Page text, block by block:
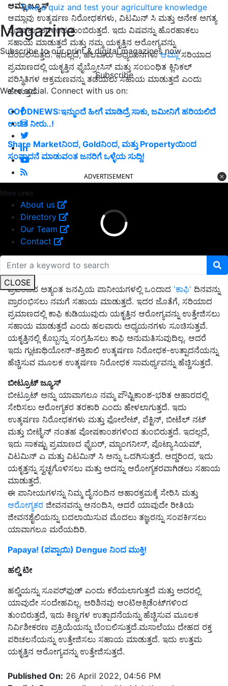
Take a quiz and test your agriculture knowledge
Magazine
Subscribe to our print & digital magazines now
Subscribe
We're social. Connect with us on:
More Links
About us
Directory
Our Team
Contact
CLOSE
ಆಮ್ಲಾ ಜ್ಯೂಸ್
ಆಮ್ಲಾವು ಉತ್ಕರ್ಷಣ ನಿರೋಧಕಗಳು, ವಿಟಮಿನ್ ಸಿ ಮತ್ತು ಅನೇಕ ಅಗತ್ಯ
ಪೋಷಕಾಂಶಗಳಿಂದ ತುಂಬಿರುತ್ತದೆ. ಇದು ವಿಷವನ್ನು ಹೊರಹಾಕಲು
ಸಹಾಯ ಮಾಡುತ್ತದೆ ಮತ್ತು ನಮ್ಮ ಯಕೃತ್ತಿನ ಆರೋಗ್ಯವನ್ನು
ಬೆಂಬಲಿಸುತ್ತದೆ. ಇದಲ್ಲದೆ, ಹಲವಾರು ಅಧ್ಯಯನಗಳುಆಮ್ಲಾಸರಿಯಾದ
ಪ್ರಮಾಣದಲ್ಲಿ ಯಕೃತ್ತಿನ ಫೈಬ್ರೋಸಿಸ್ ಮತ್ತು ಸಂಬಂಧಿತ ಕ್ಲಿನಿಕಲ್
ಪರಿಸ್ಥಿತಿಗಳ ಆಕ್ರಮಣವನ್ನು ತಡೆಯಲು ಸಹಾಯ ಮಾಡುತ್ತದೆ ಎಂದು
ಹೇಳುತ್ತದೆ.
GOODNEWS:ಇನ್ಮುಂದೆ ಹೀಗೆ ಮಾಡಿದ್ರೆ ಸಾಕು, ಜಮೀನಿಗೆ ಹರಿಯಲಿದೆ
ಉಚಿತ ನೀರು..!
Share Marketನಿಂದ, Goldನಿಂದ, ಮತ್ತು Propertyಯಿಂದ
ಸಂಪಾದನೆ ಮಾಡುವಂತ ಜನರಿಗೆ ಒಳ್ಳೆಯ ಸುದ್ದಿ!
ADVERTISEMENT
ಕಾಫಿ
ಪ್ರಪಂಚದ ಅತ್ಯಂತ ಜನಪ್ರಿಯ ಪಾನೀಯಗಳಲ್ಲಿ ಒಂದಾದ 'ಕಾಫಿ' ದಿನವನ್ನು
ಪ್ರಾರಂಭಿಸಲು ನಮಗೆ ಸಹಾಯ ಮಾಡುತ್ತದೆ. ಇದರ ಜೊತೆಗೆ, ಸರಿಯಾದ
ಪ್ರಮಾಣದಲ್ಲಿ ಕಾಫಿ ಕುಡಿಯುವುದು ಯಕೃತ್ತಿನ ಆರೋಗ್ಯವನ್ನು ಉತ್ತೇಜಿಸಲು
ಸಹಾಯ ಮಾಡುತ್ತದೆ ಎಂದು ಹಲವಾರು ಅಧ್ಯಯನಗಳು ಸೂಚಿಸುತ್ತವೆ.
ಯಕೃತ್ತಿನಲ್ಲಿ ಕೊಬ್ಬನ್ನು ಸಂಗ್ರಹಿಸಲು ಕಾಫಿ ಅನುಮತಿಸುವುದಿಲ್ಲ. ಆದರೆ
ಇದು ಗ್ಲುಟಾಥಿಯೋನ್-ಶಕ್ತಿಶಾಲಿ ಉತ್ಕರ್ಷಣ ನಿರೋಧಕ-ಉತ್ಪಾದನೆಯನ್ನು
ಹೆಚ್ಚಿಸುವ ಮೂಲಕ ಉತ್ಕರ್ಷಣ ನಿರೋಧಕ ಸಾಮರ್ಥ್ಯವನ್ನು ಹೆಚ್ಚಿಸುತ್ತದೆ.
ಬೀಟ್ರೂಟ್ ಜ್ಯೂಸ್
ಬೀಟ್ರೂಟ್ ಅನ್ನು ಯಾವಾಗಲೂ ನಮ್ಮ ಪೌಷ್ಟಿಕಾಂಶ-ಭರಿತ ಆಹಾರದಲ್ಲಿ
ಸೇರಿಸಲು ಆರೋಗ್ಯಕರ ತರಕಾರಿ ಎಂದು ಹೇಳಲಾಗುತ್ತದೆ. ಇದು
ಉತ್ಕರ್ಷಣ ನಿರೋಧಕಗಳು ಮತ್ತು ಫೋಲೇಟ್, ಪೆಕ್ಟಿನ್, ಬೀಟೆಲ್ ನಟ್
ಮತ್ತು ಬೀಟೈನ್ ನಂತಹ ಪೋಷಕಾಂಶಗಳಿಂದ ತುಂಬಿರುತ್ತದೆ. ಇದಲ್ಲದೆ,
ಇದು ಸಾಕಷ್ಟು ಪ್ರಮಾಣದ ಫೈಬರ್, ಮ್ಯಾಂಗನೀಸ್, ಪೊಟ್ಯಾಸಿಯಮ್,
ವಿಟಮಿನ್ ಎ ಮತ್ತು ವಿಟಮಿನ್ ಸಿ ಅನ್ನು ಒದಗಿಸುತ್ತದೆ. ಆದ್ದರಿಂದ, ಇದು
ಯಕೃತ್ತನ್ನು ಸ್ವಚ್ಛಗೊಳಿಸಲು ಮತ್ತು ಅದನ್ನು ಆರೋಗ್ಯಕರವಾಗಿಡಲು ಸಹಾಯ
ಮಾಡುತ್ತದೆ.
ಈ ಪಾನೀಯಗಳನ್ನು ನಿಮ್ಮ ದೈನಂದಿನ ಆಹಾರಕ್ರಮಕ್ಕೆ ಸೇರಿಸಿ ಮತ್ತು
ಆರೋಗ್ಯಕರ ಜೀವನವನ್ನು ಆನಂದಿಸಿ, ಆದರೆ ಯಾವುದೇ ರೀತಿಯ
ಜೀವನಶೈಲಿಯನ್ನು ಬದಲಾಯಿಸುವ ಮೊದಲು ತಜ್ಞರನ್ನು ಸಂಪರ್ಕಿಸಲು
ಯಾವಾಗಲೂ ಮರೆಯದಿರಿ.
Papaya! (ಪಪ್ಪಾಯಿ) Dengue ನಿಂದ ಮುಕ್ತಿ!
ಹಲ್ಡಿ ಟೀ
ಹಲ್ಡಿಯನ್ನು ಸೂಪರ್‌ಫುಡ್ ಎಂದು ಕರೆಯಲಾಗುತ್ತದೆ ಮತ್ತು ಅದರಲ್ಲಿ
ಯಾವುದೇ ಸಂದೇಹವಿಲ್ಲ. ಅರಿಶಿನವು ಆಂಟಿಆಕ್ಸಿಡೆಂಟ್‌ಗಳಿಂದ
ತುಂಬಿರುತ್ತದೆ, ಇದು ಕಿಣ್ವಗಳ ಉತ್ಪಾದನೆಯನ್ನು ಹೆಚ್ಚಿಸುವ ಮೂಲಕ
ನಿರ್ವಿಶೀಕರಣ ಪ್ರಕ್ರಿಯೆಯನ್ನು ಬೆಂಬಲಿಸುತ್ತದೆ.ಮಸಾಲೆಯು ದೇಹದ ರಕ್ತ
ಪರಿಚಲನೆಯನ್ನು ಉತ್ತೇಜಿಸಲು ಸಹಾಯ ಮಾಡುತ್ತದೆ. ಇದು ಉತ್ತಮ
ಯಕೃತ್ತಿನ ಆರೋಗ್ಯವನ್ನು ಉತ್ತೇಜಿಸುತ್ತದೆ.
Published On: 26 April 2022, 04:56 PM